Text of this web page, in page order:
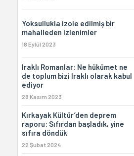
Yoksullukla izole edilmiş bir
mahalleden izlenimler
18 Eylül 2023
Iraklı Romanlar: Ne hükümet ne
de toplum bizi Iraklı olarak kabul
ediyor
28 Kasım 2023
Kırkayak Kültür’den deprem
raporu: Sıfırdan başladık, yine
sıfıra döndük
22 Şubat 2024